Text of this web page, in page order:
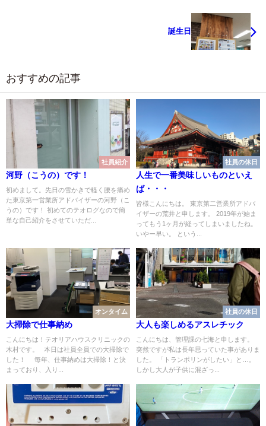
誕生日
おすすめの記事
社員紹介
河野（こうの）です！
初めまして。先日の雪かきで軽く腰を痛め
た東京第一営業所アドバイザーの河野（こ
うの）です！ 初めてのテオログなので簡
単な自己紹介をさせていただ...
社員の休日
人生で一番美味しいものといえ
ば・・・
皆様こんにちは。 東京第二営業所アドバ
イザーの荒井と申します。 2019年が始ま
ってもう1ヶ月が経ってしまいましたね。
いやー早い。 という...
オンタイム
大掃除で仕事納め
こんにちは！テオリアハウスクリニックの
木村です。 本日は社員全員での大掃除で
した！ 毎年、仕事納めは大掃除！と決
まっており、入り...
社員の休日
大人も楽しめるアスレチック
こんにちは、管理課の七海と申します。
突然ですが私は長年思っていた事がありま
した。 「トランポリンがしたい」と…。
しかし大人が子供に混ざっ...